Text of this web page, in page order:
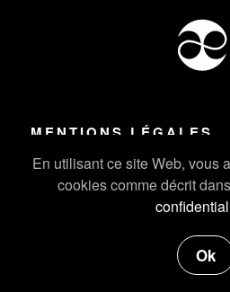
En utilisant ce site Web, vous
cookies comme décrit
Ok
MENTIONS LÉGALES